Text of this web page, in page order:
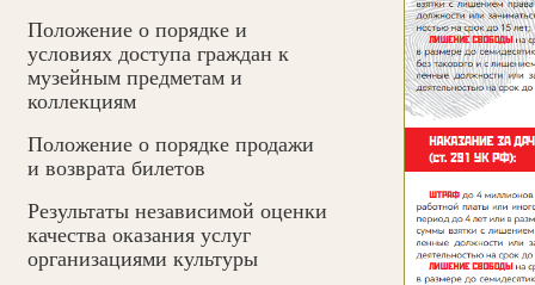
Положение о порядке и
условиях доступа граждан к
музейным предметам и
коллекциям
Положение о порядке продажи
и возврата билетов
Результаты независимой оценки
качества оказания услуг
организациями культуры